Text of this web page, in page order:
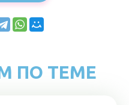
ПО ТЕМЕ